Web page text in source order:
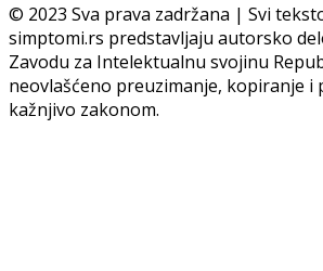
© 2023 Sva prava zadržana | Svi
simptomi.rs predstavljaju autorsko
Zavodu za Intelektualnu svojinu
neovlašćeno preuzimanje, kopiranje i
kažnjivo zakonom.